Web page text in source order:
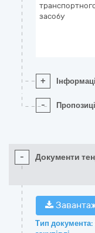
засобу
+
-
- Документи
Тип